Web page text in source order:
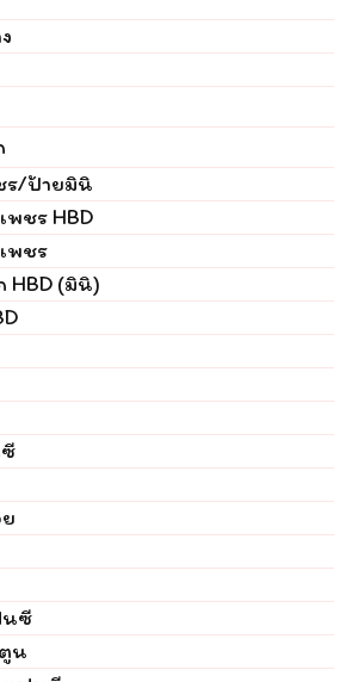
ร/ป้ายมินิ
พชร HBD
พชร
HBD (มินิ)
นซี
น